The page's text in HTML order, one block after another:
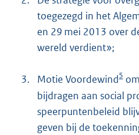
toegezegd in het
en 29 mei 2013 over
wereld verdient»;
3. Motie Voordewind5
bijdragen aan social
speerpuntenbeleid
geven bij de